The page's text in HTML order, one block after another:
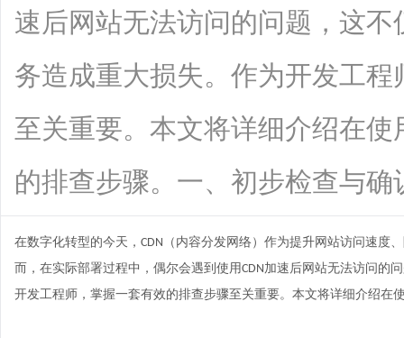
速后网站无法访问的问题，这
务造成重大损失。作为开发工
至关重要。本文将详细介绍在
的排查步骤。一、初步检查与确
在数字化转型的今天， CDN （内容分发网络）作为提升网站访问速度
而，在实际部署过程中，偶尔会遇到使用CDN加速后网站无法访问的
开发工程师，掌握一套有效的排查步骤至关重要。本文将详细介绍在